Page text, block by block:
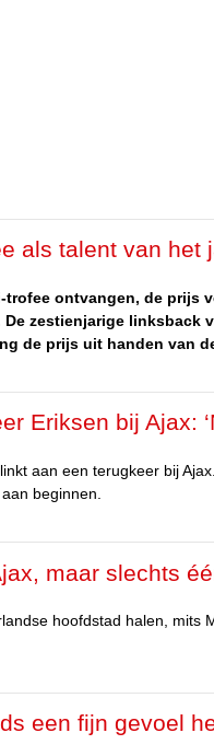
als talent van het
ontvangen, de prijs
De zestienjarige linksback
de prijs uit handen van
Eriksen bij Ajax:
aan een terugkeer bij
beginnen.
maar slechts
hoofdstad halen, mits
een fijn gevoel